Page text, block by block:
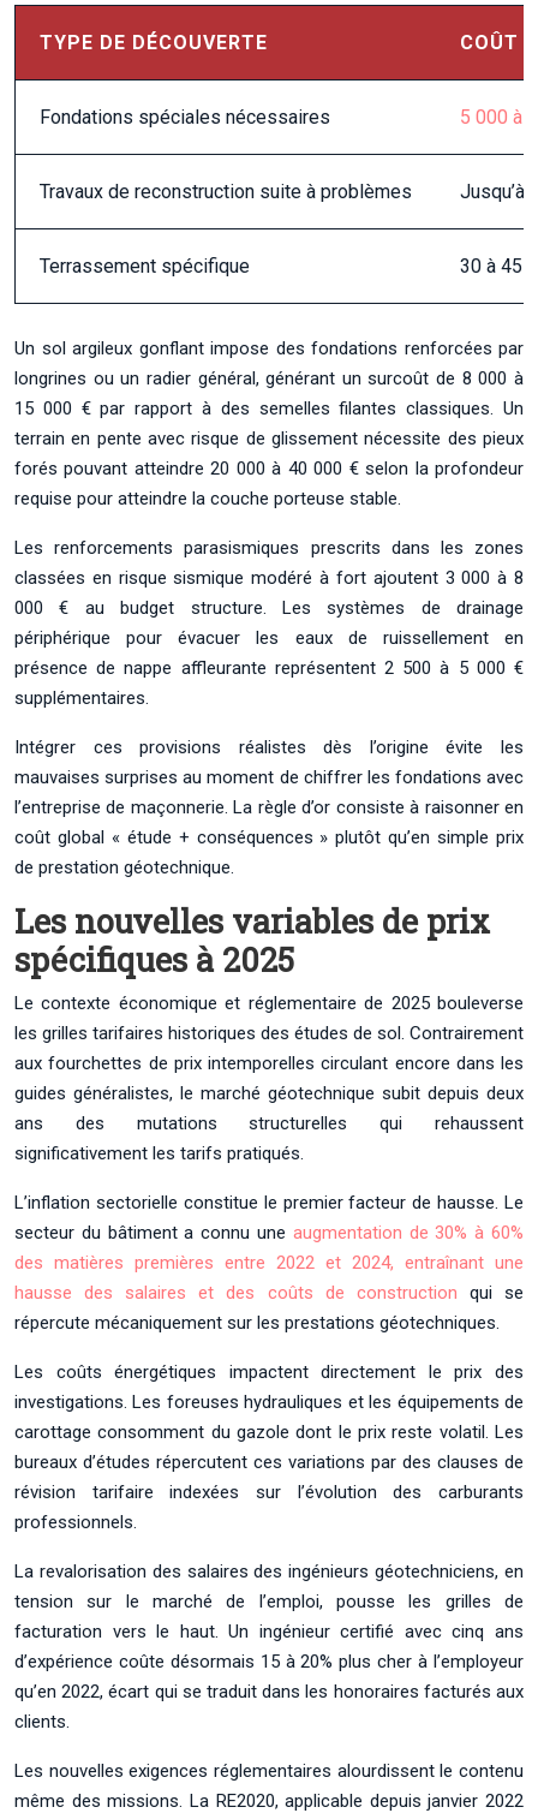
TYPE DE DÉCOUVERTE COÛT
Fondations spéciales nécessaires 5 000 à
Travaux de reconstruction suite à problèmes Jusqu’à
Terrassement spécifique 30 à 45
Un sol argileux gonflant impose des fondations renforcées par
longrines ou un radier général, générant un surcoût de 8 000 à
15 000 € par rapport à des semelles filantes classiques. Un
terrain en pente avec risque de glissement nécessite des pieux
forés pouvant atteindre 20 000 à 40 000 € selon la profondeur
requise pour atteindre la couche porteuse stable.
Les renforcements parasismiques prescrits dans les zones
classées en risque sismique modéré à fort ajoutent 3 000 à 8
000 € au budget structure. Les systèmes de drainage
périphérique pour évacuer les eaux de ruissellement en
présence de nappe affleurante représentent 2 500 à 5 000 €
supplémentaires.
Intégrer ces provisions réalistes dès l’origine évite les
mauvaises surprises au moment de chiffrer les fondations avec
l’entreprise de maçonnerie. La règle d’or consiste à raisonner en
coût global « étude + conséquences » plutôt qu’en simple prix
de prestation géotechnique.
Les nouvelles variables de prix
spécifiques à 2025
Le contexte économique et réglementaire de 2025 bouleverse
les grilles tarifaires historiques des études de sol. Contrairement
aux fourchettes de prix intemporelles circulant encore dans les
guides généralistes, le marché géotechnique subit depuis deux
ans des mutations structurelles qui rehaussent
significativement les tarifs pratiqués.
L’inflation sectorielle constitue le premier facteur de hausse. Le
secteur du bâtiment a connu une augmentation de 30% à 60%
des matières premières entre 2022 et 2024, entraînant une
hausse des salaires et des coûts de construction qui se
répercute mécaniquement sur les prestations géotechniques.
Les coûts énergétiques impactent directement le prix des
investigations. Les foreuses hydrauliques et les équipements de
carottage consomment du gazole dont le prix reste volatil. Les
bureaux d’études répercutent ces variations par des clauses de
révision tarifaire indexées sur l’évolution des carburants
professionnels.
La revalorisation des salaires des ingénieurs géotechniciens, en
tension sur le marché de l’emploi, pousse les grilles de
facturation vers le haut. Un ingénieur certifié avec cinq ans
d’expérience coûte désormais 15 à 20% plus cher à l’employeur
qu’en 2022, écart qui se traduit dans les honoraires facturés aux
clients.
Les nouvelles exigences réglementaires alourdissent le contenu
même des missions. La RE2020, applicable depuis janvier 2022